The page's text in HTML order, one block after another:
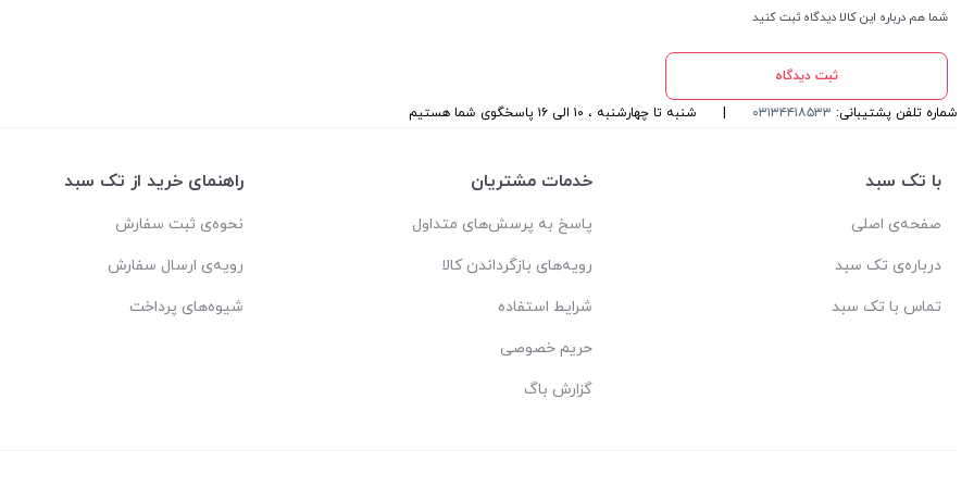
شما هم درباره این کالا دیدگاه ثبت کنید
ثبت دیدگاه
شماره تلفن پشتیبانی: ۰۳۱۳۴۴۱۸۵۳۳ شنبه تا چهارشنبه ، ۱۰ الی ۱۶ پاسخگوی شما هستیم
با تک سبد
صفحه‌ی اصلی
درباره‌ی تک سبد
تماس با تک سبد
خدمات مشتریان
پاسخ به پرسش‌های متداول
رویه‌های بازگرداندن کالا
شرایط استفاده
حریم خصوصی
گزارش باگ
راهنمای خرید از تک سبد
نحوه‌ی ثبت سفارش
رویه‌ی ارسال سفارش
شیوه‌های پرداخت